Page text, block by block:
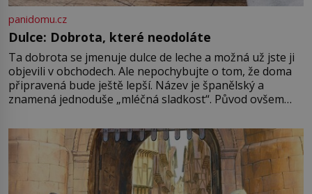
panidomu.cz
Dulce: Dobrota, které neodoláte
Ta dobrota se jmenuje dulce de leche a možná už jste ji
objevili v obchodech. Ale nepochybujte o tom, že doma
připravená bude ještě lepší. Název je španělský a
znamená jednoduše „mléčná sladkost“. Původ ovšem
pře hned několik latinskoamerických zemí a k tomu
Francie, kde se traduje,